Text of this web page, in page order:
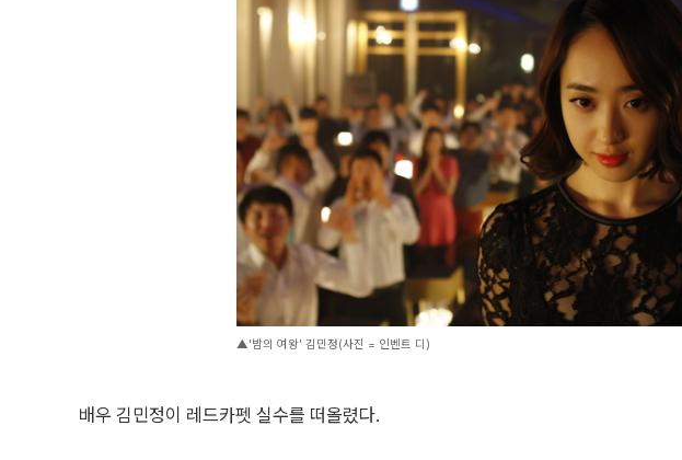
▲'밤의 여왕' 김민정(사진 = 인벤트 디)
배우 김민정이 레드카펫 실수를 떠올렸다.